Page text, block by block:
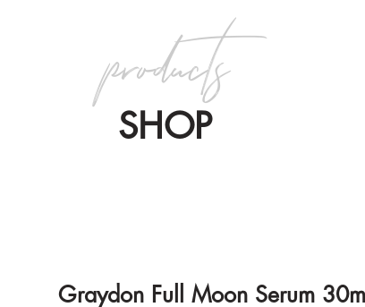
SHOP
products
Graydon Full Moon Serum